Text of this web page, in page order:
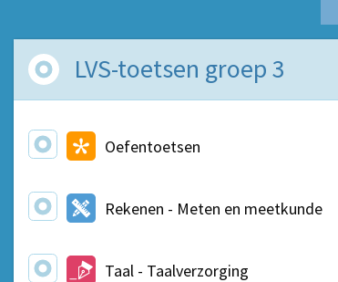
LVS-toetsen groep 3
Oefentoetsen
Rekenen - Meten en meetkunde
Taal - Taalverzorging